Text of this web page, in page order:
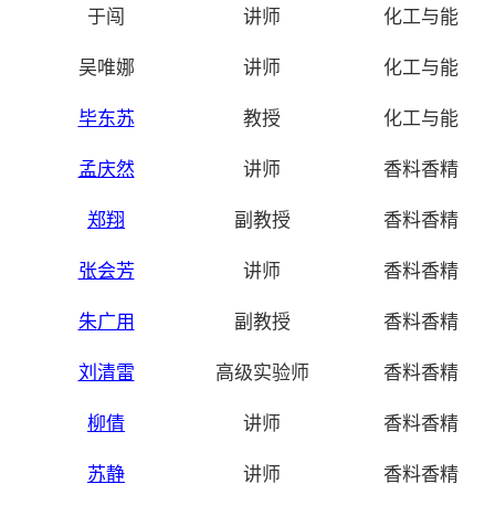
于闯 讲师 化工与能源
吴唯娜 讲师 化工与能源
毕东苏 教授 化工与能源
孟庆然 讲师 香料香精化
郑翔 副教授 香料香精化
张会芳 讲师 香料香精化
朱广用 副教授 香料香精化
刘清雷 高级实验师 香料香精化
柳倩 讲师 香料香精化
苏静 讲师 香料香精化